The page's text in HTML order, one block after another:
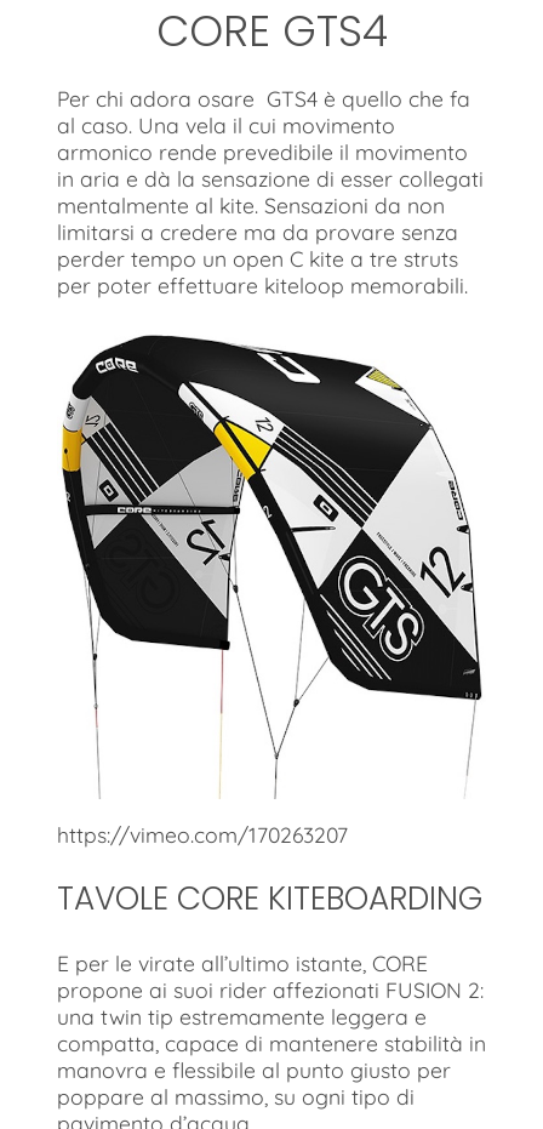
CORE GTS4
Per chi adora osare GTS4 è quello che fa
al caso. Una vela il cui movimento
armonico rende prevedibile il movimento
in aria e dà la sensazione di esser collegati
mentalmente al kite. Sensazioni da non
limitarsi a credere ma da provare senza
perder tempo un open C kite a tre struts
per poter effettuare kiteloop memorabili.
https://vimeo.com/170263207
TAVOLE CORE KITEBOARDING
E per le virate all’ultimo istante, CORE
propone ai suoi rider affezionati FUSION 2:
una twin tip estremamente leggera e
compatta, capace di mantenere stabilità in
manovra e flessibile al punto giusto per
poppare al massimo, su ogni tipo di
pavimento d’acqua.